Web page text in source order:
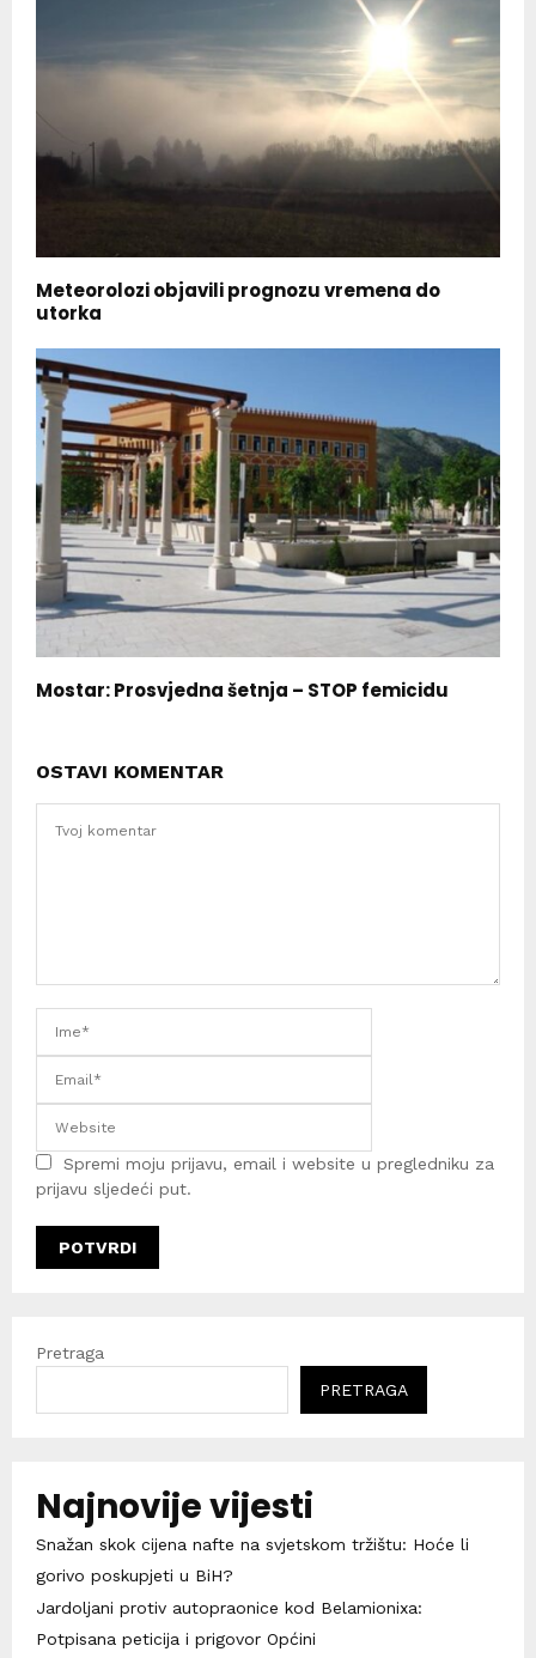
Meteorolozi objavili prognozu vremena do
utorka
Mostar: Prosvjedna šetnja – STOP femicidu
OSTAVI KOMENTAR
Spremi moju prijavu, email i website u pregledniku za
prijavu sljedeći put.
Pretraga
PRETRAGA
Najnovije vijesti
Snažan skok cijena nafte na svjetskom tržištu: Hoće li
gorivo poskupjeti u BiH?
Jardoljani protiv autopraonice kod Belamionixa:
Potpisana peticija i prigovor Općini